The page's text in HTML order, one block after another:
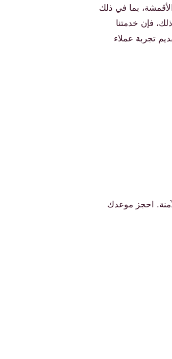
بما في ذلك
فإن خدمتنا
تجربة عملاء
احجز موعدك